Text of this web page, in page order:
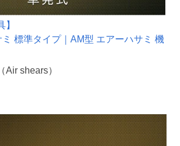
】
標準タイプ｜AM型 エアーハサミ 機
Air shears）